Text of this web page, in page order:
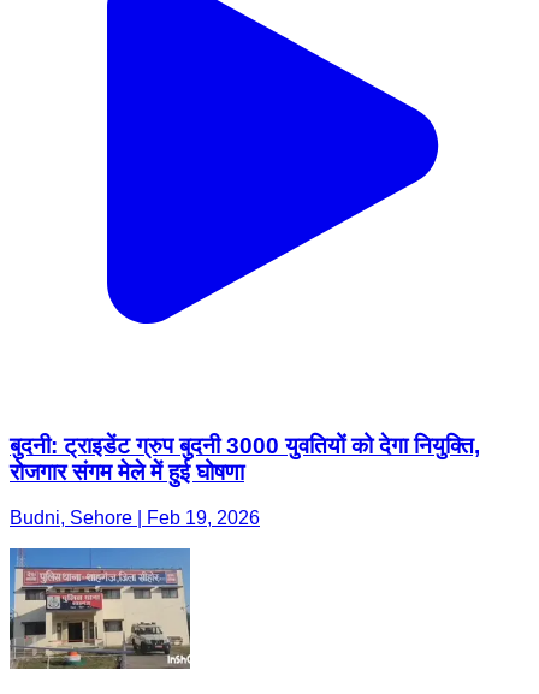
बुदनी: ट्राइडेंट ग्रुप बुदनी 3000 युवतियों को देगा नियुक्ति,
रोजगार संगम मेले में हुई घोषणा
Budni, Sehore | Feb 19, 2026